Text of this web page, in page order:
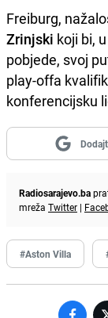
Freiburg,
Zrinjski koji bi,
pobjede, svoj
play-offa
konferencijsku
Radiosarajevo.ba
mreža Twitter |
#Aston Villa